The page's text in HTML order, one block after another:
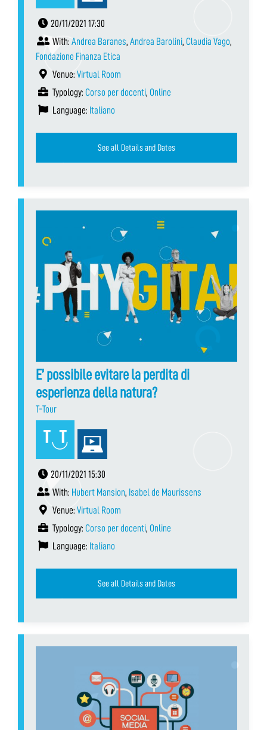
20/11/2021 17:30
With: Andrea Baranes, Andrea Barolini, Claudia Vago,
Fondazione Finanza Etica
Venue: Virtual Room
Typology: Corso per docenti, Online
Language: Italiano
See all Details and Dates
E’ possibile evitare la perdita di
esperienza della natura?
T-Tour
20/11/2021 15:30
With: Hubert Mansion, Isabel de Maurissens
Venue: Virtual Room
Typology: Corso per docenti, Online
Language: Italiano
See all Details and Dates